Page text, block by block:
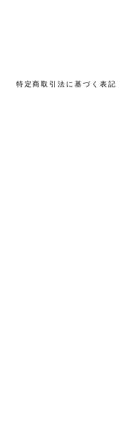
特定商取引法に基づく表記